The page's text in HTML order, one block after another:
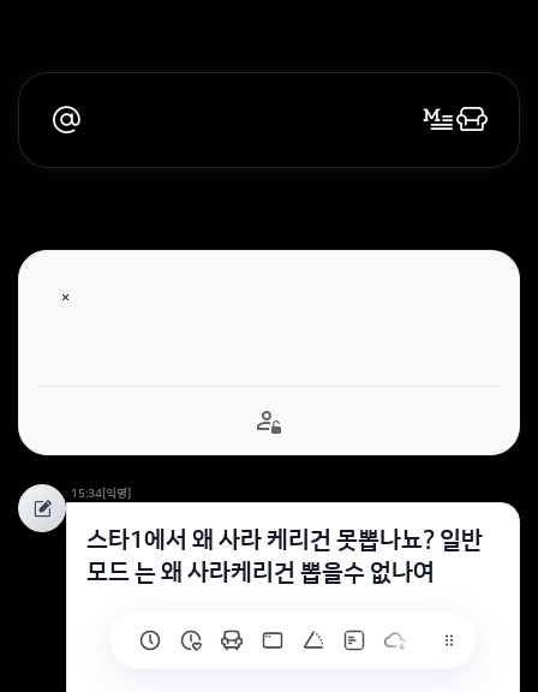
15:34[익명]
스타1에서 왜 사라 케리건 못뽑나뇨? 일반
모드 는 왜 사라케리건 뽑을수 없나여